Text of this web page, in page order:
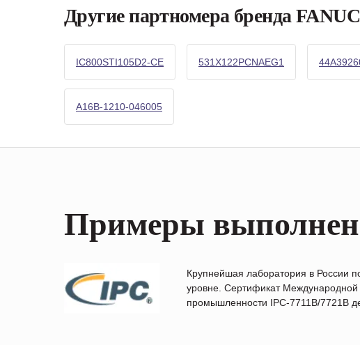
Другие партномера бренда FANUC
IC800STI105D2-CE 531X122PCNAEG1
A16B-1210-046005
Примеры
Крупнейшая лаборатория в России
уровне. Сертификат Международной
промышленности IPC-7711B/7721B